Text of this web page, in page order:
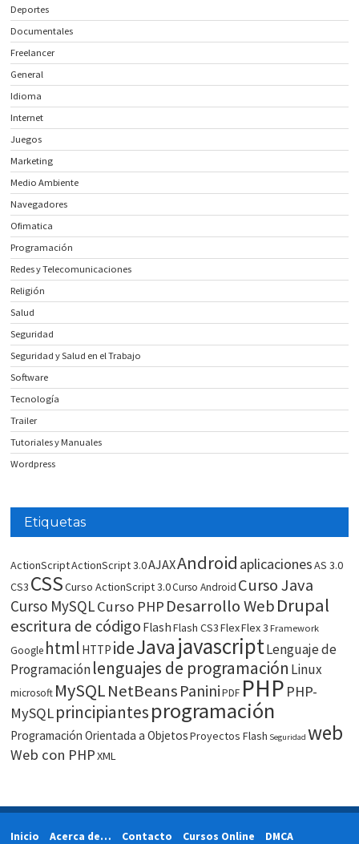
Deportes
Documentales
Freelancer
General
Idioma
Internet
Juegos
Marketing
Medio Ambiente
Navegadores
Ofimatica
Programación
Redes y Telecomunicaciones
Religión
Salud
Seguridad
Seguridad y Salud en el Trabajo
Software
Tecnología
Trailer
Tutoriales y Manuales
Wordpress
Etiquetas
ActionScriptActionScript 3.0AJAXAndroid aplicacionesAS 3.0
CS3 CSSCurso ActionScript 3.0Curso Android Curso Java
Curso MySQLCurso PHP Desarrollo WebDrupal
escritura de código FlashFlash CS3FlexFlex 3 Framework
Google html HTTP ideJavajavascriptLenguaje de
Programaciónlenguajes de programación Linux
microsoft MySQLNetBeans Panini PDF PHP PHP-
MySQLprincipiantesprogramación
Programación Orientada a ObjetosProyectos Flash Seguridad web
Web con PHPXML
Inicio Acerca de… Contacto Cursos Online DMCA